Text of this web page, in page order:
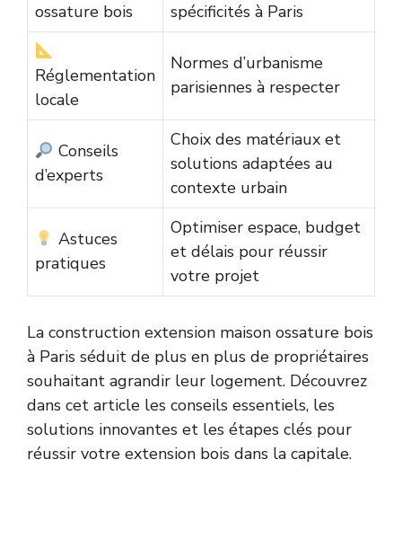
ossature bois
spécificités à Paris
Réglementation
locale
Normes d’urbanisme
parisiennes à respecter
Conseils
d’experts
Choix des matériaux et
solutions adaptées au
contexte urbain
Astuces
pratiques
Optimiser espace, budget
et délais pour réussir
votre projet
La construction extension maison ossature bois
à Paris séduit de plus en plus de propriétaires
souhaitant agrandir leur logement. Découvrez
dans cet article les conseils essentiels, les
solutions innovantes et les étapes clés pour
réussir votre extension bois dans la capitale.